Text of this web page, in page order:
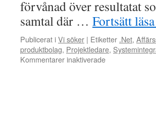
du
vill
arbete
med
förvånad över resultatat
samtal där … Fortsätt läsa
Publicerat iVi söker | Etiketter .Net,
produktbolag, Projektledare,
Kommentarer inaktiveradeför